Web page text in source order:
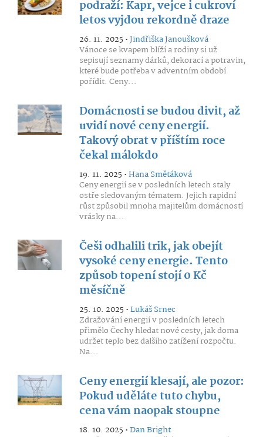
podraží: Kapr, vejce i cukroví
letos vyjdou rekordně draze
26. 11. 2025 •Jindřiška Janoušková
Vánoce se kvapem blíží a rodiny si už
sepisují seznamy dárků, dekorací a potravin,
které bude potřeba v adventním období
pořídit. Ceny...
Domácnosti se budou divit, až
uvidí nové ceny energií.
Takový obrat v příštím roce
čekal málokdo
19. 11. 2025 •Hana Smětáková
Ceny energií se v posledních letech staly
ostře sledovaným tématem. Jejich rapidní
růst způsobil mnoha majitelům domácností
vrásky na...
Češi odhalili trik, jak obejít
vysoké ceny energie. Tento
způsob topení stojí 0 Kč
měsíčně
25. 10. 2025 •Lukáš Srnec
Zdražování energií v posledních letech
přimělo Čechy hledat nové cesty, jak doma
udržet teplo bez dalšího zatížení rozpočtu.
Na...
Ceny energií klesají, ale pozor:
Pokud uděláte tuto chybu,
cena vám naopak stoupne
18. 10. 2025 •Dan Bright